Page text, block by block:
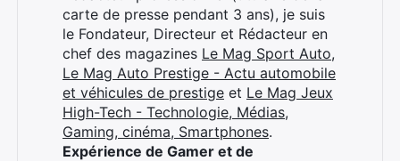
carte de presse pendant 3 ans), je suis
le Fondateur, Directeur et Rédacteur en
chef des magazines Le Mag Sport Auto,
Le Mag Auto Prestige - Actu automobile
et véhicules de prestige et Le Mag Jeux
High-Tech - Technologie, Médias,
Gaming, cinéma, Smartphones.
Expérience de Gamer et de
Rechercher